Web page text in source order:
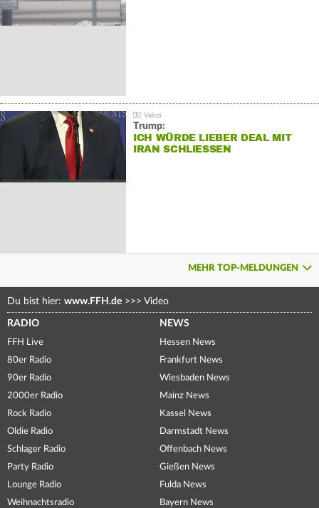
Trump:
ICH WÜRDE LIEBER DEAL MIT
IRAN SCHLIESSEN
MEHR TOP-MELDUNGEN
Du bist hier: www.FFH.de >>> Video
RADIO
FFH Live
80er Radio
90er Radio
2000er Radio
Rock Radio
Oldie Radio
Schlager Radio
Party Radio
Lounge Radio
Weihnachtsradio
NEWS
Hessen News
Frankfurt News
Wiesbaden News
Mainz News
Kassel News
Darmstadt News
Offenbach News
Gießen News
Fulda News
Bayern News